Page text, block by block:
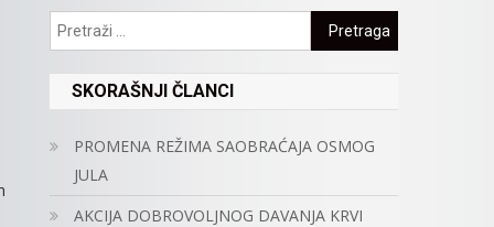
Pretraga:
SKORAŠNJI ČLANCI
PROMENA REŽIMA SAOBRAĆAJA OSMOG
JULA
AKCIJA DOBROVOLJNOG DAVANJA KRVI